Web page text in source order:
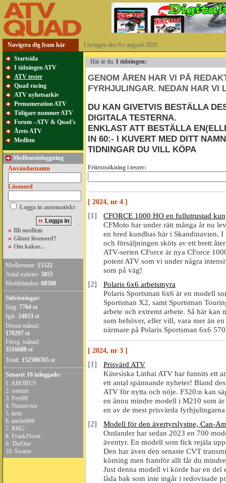
Navigera dig fram här
Lördagen den 8:e augusti 2026
Startsida
I tidningen ATV
ATV tester
Quad racing
ATV nyhetsarkiv
Prenumeration ATV
Tidigare nummer ATV
Forum - ATV & Quad's
Årets ATV
Medlem
Medlemsinloggning
Användarnamn
Lösenord
Logga in automatiskt
» Bli medlem
» Glömt lösenord?
» Om kakor...
Medlemmar: 15322
Antal nyheter: 5855
Meddelanden: 68508
Sidvisningar:
Idag: 7764 st
Igår: 24053 st
Denna månad:
179297 st
Föreg. månad:
3516680 st
Totalt: 152580765 st
Senaste 10 inloggade:
1. ABOBUS
2. sunnne
3. Perr89
4. Nmservice
5. kent
6. micke666
7. RHG
8. FrankJScott
9. TheOne
10. Swarte
Här är du: I tidningen:
GENOM ÅREN HAR VI PÅ
FYRHJULINGAR. NEDAN HAR VI
DU KAN GIVETVIS BESTÄLLA
DIGITALA TESTERNA.
ENKLAST ATT BESTÄLLA
IN 60:- I KUVERT MED DITT
TIDNINGAR DU VILL KÖPA
Fritextsökning i tester:
[ 2024, nr 4 ]
[1]
CFORCE 1000 HO en fullutrustad
CFMoto har under rätt många år nu
en bred kundbas här i Skandinavien. I
och försäljningen sköts av ett brett
ATV-serien CForce är nya CForce
potent ATV som vi under några
som på väg!
[2]
Polaris 6x6 arbetsmyra
Polaris Sportsman 6x6 är en modell
Sportsman X2, samt Sportsman
arbete och extremt arbete. Så här kan
som behöver, eller vill, vara mer än
närmare på Polaris Sportsman 6x6
[ 2024, nr 3 ]
[1]
Prisvärd ATV
Kinesiska Linhai ATV har funnits ett
ett antal spännande nyheter! Bland
ATV för nytta och nöje. F320:n kan
en ännu mindre modell i M210 som
en av de mest prisvärda
[2]
Modell för den ävertyrslystne, Can-
Outlander har sedan 2023 en 700
äventyr. En modell som fick rejäla
Den har även den senaste CVT
körning men framför allt får du
Just denna modell vi körde har en
låda bak som inte ingår i redovisade